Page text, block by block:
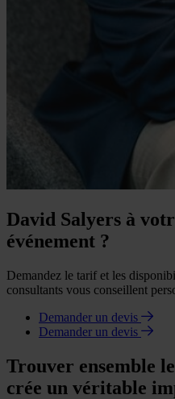
David Salyers à
événement ?
Demandez le tarif et les
consultants vous conseillent
Demander un devis
Demander un devis
Trouver ensemble
crée un véritable